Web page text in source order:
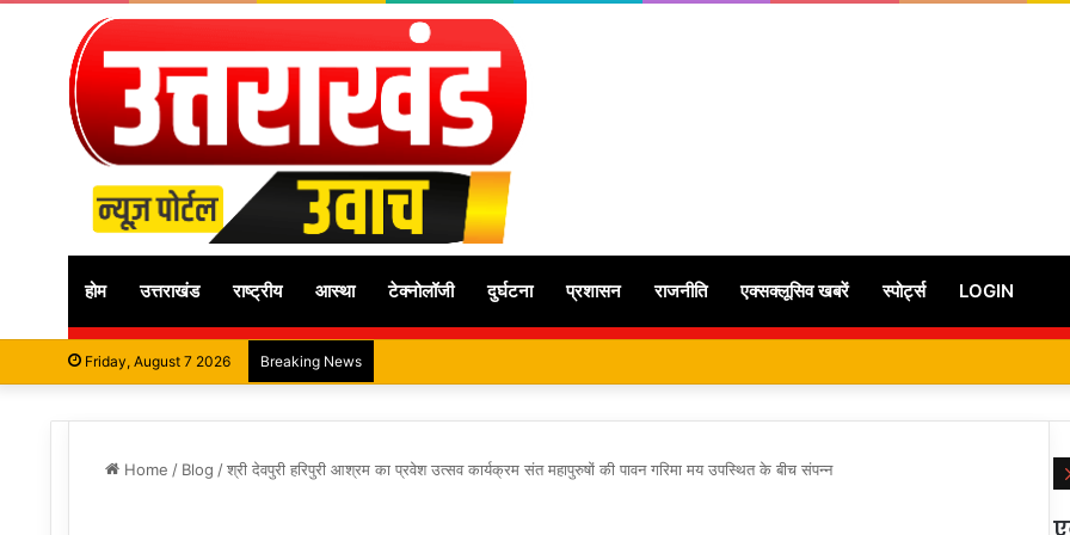
होम उत्तराखंड राष्ट्रीय आस्था टेक्नोलॉजी दुर्घटना प्रशासन राजनीति एक्सक्लूसिव खबरें स्पोर्ट्स LOGIN
Friday, August 7 2026 Breaking News
Home / Blog /श्री देवपुरी हरिपुरी आश्रम का प्रवेश उत्सव कार्यक्रम संत महापुरुषों की पावन गरिमा मय उपस्थित के बीच संपन्न